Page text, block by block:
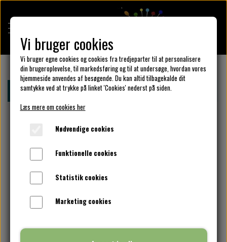
KULÖR DESIGN
DESIGN DIN KJOLE
UNIKA PAKKER
KLAR PARAT
Forside Design din KulörKjole Vælg design detaljer Her.
Vi bruger cookies
Vi bruger egne cookies og cookies fra tredjeparter til at personalisere
din brugeroplevelse, til markedsføring og til at undersøge, hvordan vores
hjemmeside anvendes af besøgende. Du kan altid tilbagekalde dit
samtykke ved at trykke på linket 'Cookies' nederst på siden.
Læs mere om cookies her
Nødvendige cookies
Funktionelle cookies
Statistik cookies
Marketing cookies